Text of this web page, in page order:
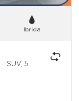
Ibrida